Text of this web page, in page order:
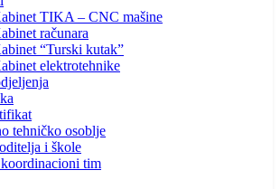
TIKA – CNC mašine
računara
“Turski kutak”
elektrotehnike
tehničko osoblje
i škole
tim